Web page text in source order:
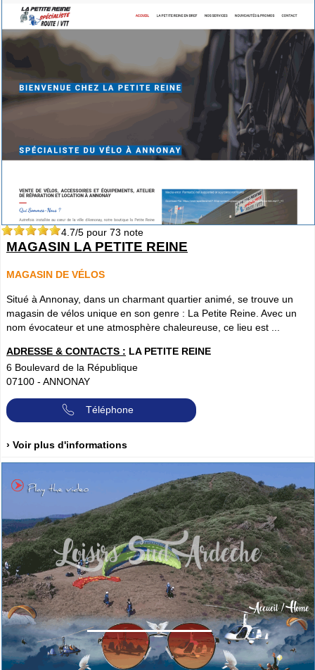
4.7/5 pour 73 note
MAGASIN LA PETITE REINE
MAGASIN DE VÉLOS
Situé à Annonay, dans un charmant quartier animé, se trouve un
magasin de vélos unique en son genre : La Petite Reine. Avec un
nom évocateur et une atmosphère chaleureuse, ce lieu est ...
ADRESSE & CONTACTS : LA PETITE REINE
6 Boulevard de la République
07100 - ANNONAY
Téléphone
› Voir plus d'informations